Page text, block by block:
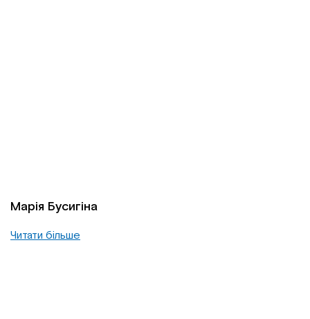
Марія Бусигіна
Читати більше